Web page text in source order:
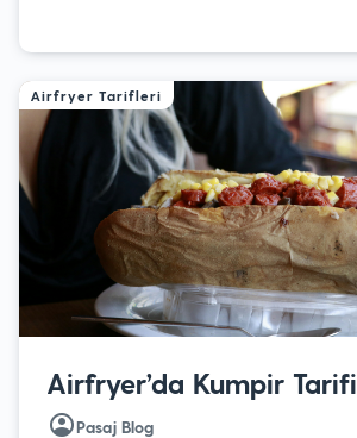
Airfryer Tarifleri
Airfryer’da Kumpir Tarifi
Pasaj Blog